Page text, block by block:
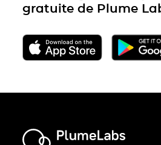
gratuite de Plume